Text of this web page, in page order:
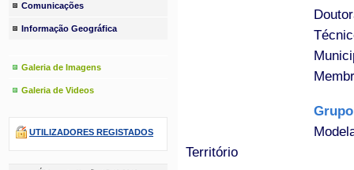
Território
Comunicações
Informação Geográfica
Galeria de Imagens
Galeria de Videos
UTILIZADORES REGISTADOS